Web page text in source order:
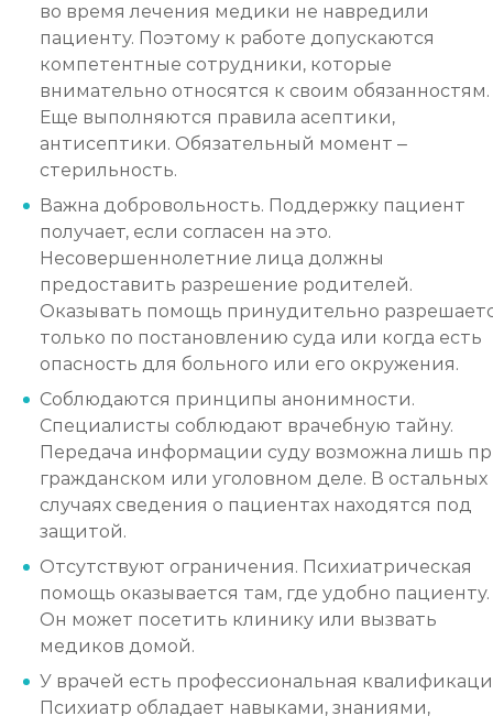
во время лечения медики не навредили
пациенту. Поэтому к работе допускаются
компетентные сотрудники, которые
внимательно относятся к своим обязанностям.
Еще выполняются правила асептики,
антисептики. Обязательный момент –
стерильность.
Важна добровольность. Поддержку пациент
получает, если согласен на это.
Несовершеннолетние лица должны
предоставить разрешение родителей.
Оказывать помощь принудительно
только по постановлению суда или когда есть
опасность для больного или его окружения.
Соблюдаются принципы анонимности.
Специалисты соблюдают врачебную тайну.
Передача информации суду возможна лишь
гражданском или уголовном деле. В остальных
случаях сведения о пациентах находятся под
защитой.
Отсутствуют ограничения. Психиатрическая
помощь оказывается там, где удобно пациенту.
Он может посетить клинику или вызвать
медиков домой.
У врачей есть профессиональная
Психиатр обладает навыками, знаниями,